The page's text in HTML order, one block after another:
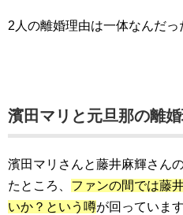
2人の離婚理由は一体なんだっ
濱田マリと元旦那の離
濱田マリさんと藤井麻輝さん
たところ、 ファンの間では藤
いか？という噂が回っています